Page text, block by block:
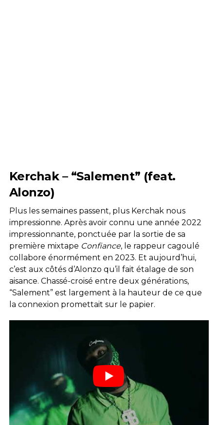
Kerchak – “Salement” (feat.
Alonzo)
Plus les semaines passent, plus Kerchak nous
impressionne. Après avoir connu une année 2022
impressionnante, ponctuée par la sortie de sa
première mixtape Confiance, le rappeur cagoulé
collabore énormément en 2023. Et aujourd’hui,
c’est aux côtés d’Alonzo qu’il fait étalage de son
aisance. Chassé-croisé entre deux générations,
“Salement” est largement à la hauteur de ce que
la connexion promettait sur le papier.